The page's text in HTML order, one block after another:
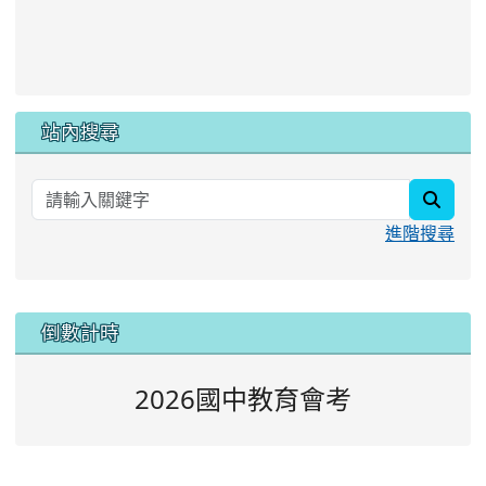
站內搜尋
進階搜尋
::: 倒數計時
2026國中教育會考